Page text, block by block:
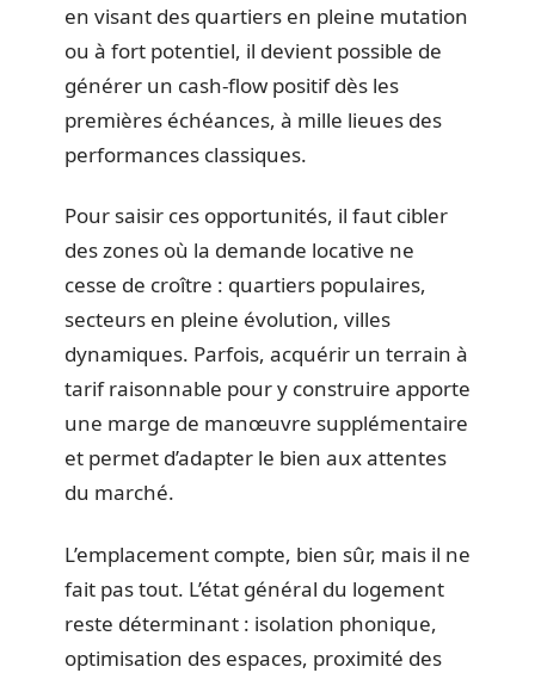
en visant des quartiers en pleine mutation
ou à fort potentiel, il devient possible de
générer un cash-flow positif dès les
premières échéances, à mille lieues des
performances classiques.
Pour saisir ces opportunités, il faut cibler
des zones où la demande locative ne
cesse de croître : quartiers populaires,
secteurs en pleine évolution, villes
dynamiques. Parfois, acquérir un terrain à
tarif raisonnable pour y construire apporte
une marge de manœuvre supplémentaire
et permet d’adapter le bien aux attentes
du marché.
L’emplacement compte, bien sûr, mais il ne
fait pas tout. L’état général du logement
reste déterminant : isolation phonique,
optimisation des espaces, proximité des